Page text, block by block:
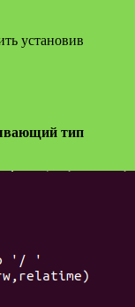
установив
тип